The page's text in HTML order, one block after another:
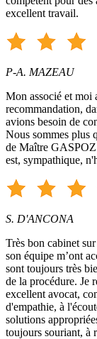
excellent travail.
P-A. MAZEAU
Mon associé et
recommandation,
avions besoin de
Nous sommes plus
de Maître
est, sympathique,
S. D'ANCONA
Très bon cabinet
son équipe m’ont
sont toujours très
de la procédure. Je
excellent avocat,
d'empathie, à
solutions
toujours souriant, à